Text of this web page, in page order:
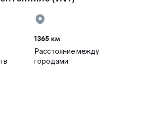
в
1365 км
Расстояние между
городами